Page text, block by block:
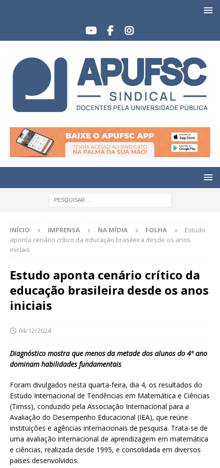
INÍCIO IMPRENSA NA MÍDIA FOLHA
Estudo
aponta cenário crítico da educação brasileira desde os anos
iniciais
Estudo aponta cenário crítico da
educação brasileira desde os anos
iniciais
04/12/2024
Diagnóstico mostra que menos da metade dos alunos do 4º ano
dominam habilidades fundamentais
Foram divulgados nesta quarta-feira, dia 4, os resultados do
Estudo Internacional de Tendências em Matemática e Ciências
(Timss), conduzido pela Associação Internacional para a
Avaliação do Desempenho Educacional (IEA), que reúne
instituições e agências internacionais de pesquisa. Trata-se de
uma avaliação internacional de aprendizagem em matemática
e ciências, realizada desde 1995, e consolidada em diversos
países desenvolvidos.